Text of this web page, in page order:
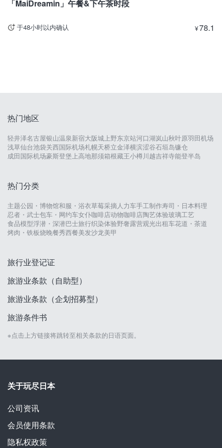
「MaiDreamin」午餐&下午茶时段
于48小时以内确认 ¥78.1
热门地区
轻井泽名古屋银山温泉新宿大阪城 上野东京站河口湖岚山秋叶原羽田机场
浅草仙台池袋关西国际机场札幌天桥立金泽横滨涩谷石垣岛镰仓
成田国际机场豪斯登堡 上高地那须箱根藏王小樽川越吉祥寺能登半岛
热门分类
主题公园・博物馆和服・浴衣草莓采摘人力车手工制作寿司・日本料理
忍者・武士包车・网约车女仆咖啡店动物咖啡店陶艺体验玻璃工艺
食品模型浮潜・深潜巴士旅行织染体验野奢露营观光出租车花道・茶道
烤肉・铁板烧晚餐秀西餐美发沙龙美甲
旅行业登记证
旅游业条款（自助型）
旅游业条款（企划招募型）
旅游条件书
※点击上方链接将跳转至相关条款的日语页面。
关于玩尽日本
公司资讯
会员使用条款
隐私权政策